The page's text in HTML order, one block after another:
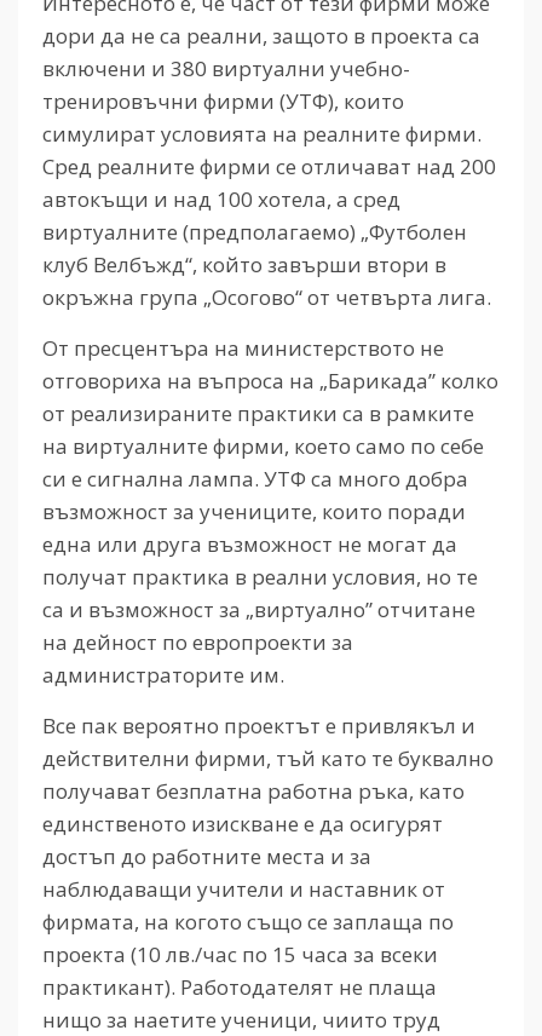
дори да не са реални, защото в проекта са
включени и 380 виртуални учебно-
тренировъчни фирми (УТФ), които
симулират условията на реалните фирми.
Сред реалните фирми се отличават над 200
автокъщи и над 100 хотела, а сред
виртуалните (предполагаемо) „Футболен
клуб Велбъжд“, който завърши втори в
окръжна група „Осогово“ от четвърта лига.
От пресцентъра на министерството не
отговориха на въпроса на „Барикада” колко
от реализираните практики са в рамките
на виртуалните фирми, което само по себе
си е сигнална лампа. УТФ са много добра
възможност за учениците, които поради
една или друга възможност не могат да
получат практика в реални условия, но те
са и възможност за „виртуално” отчитане
на дейност по европроекти за
администраторите им.
Все пак вероятно проектът е привлякъл и
действителни фирми, тъй като те буквално
получават безплатна работна ръка, като
единственото изискване е да осигурят
достъп до работните места и за
наблюдаващи учители и наставник от
фирмата, на когото също се заплаща по
проекта (10 лв./час по 15 часа за всеки
практикант). Работодателят не плаща
нищо за наетите ученици, чиито труд